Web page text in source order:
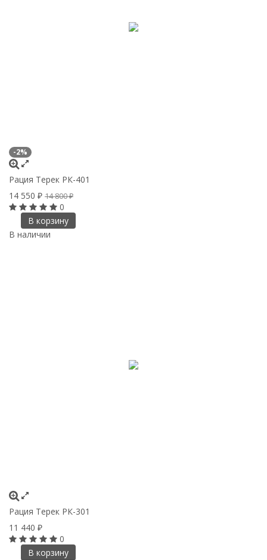
-2%
Рация Терек РК-401
14 550 ₽ 14 800₽
0
В корзину
В наличии
Рация Терек РК-301
11 440 ₽
0
В корзину